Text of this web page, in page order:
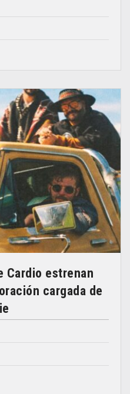
Cardio estrenan
cargada de